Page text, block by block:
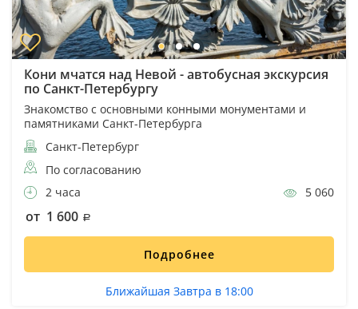
Кони мчатся над Невой - автобусная экскурсия
по Санкт-Петербургу
Знакомство с основными конными монументами и
памятниками Санкт-Петербурга
Санкт-Петербург
По согласованию
2 часа
5 060
от 1 600
Подробнее
Ближайшая Завтра в 18:00